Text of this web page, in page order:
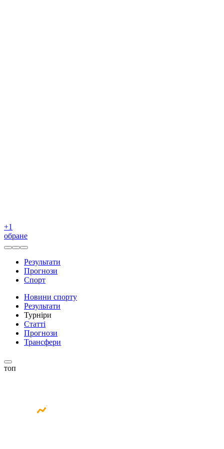
+1
обране
Результати
Прогнози
Спорт
Новини спорту
Результати
Турніри
Статті
Прогнози
Трансфери
топ